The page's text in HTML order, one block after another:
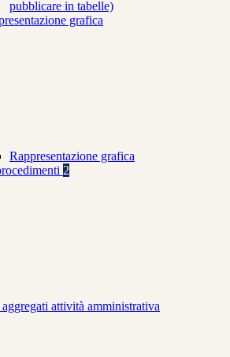
pubblicare in tabelle)
grafica
Rappresentazione grafica
2
attività amministrativa